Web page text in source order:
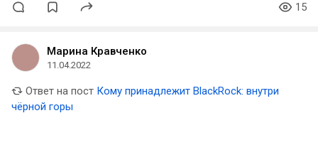
15
Марина Кравченко
11.04.2022
Ответ на пост Кому принадлежит BlackRock: внутри
чёрной горы